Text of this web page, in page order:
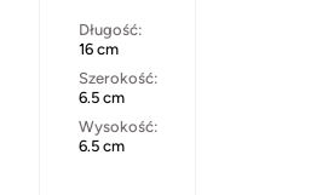
Długość:
16 cm
Szerokość:
6.5 cm
Wysokość:
6.5 cm